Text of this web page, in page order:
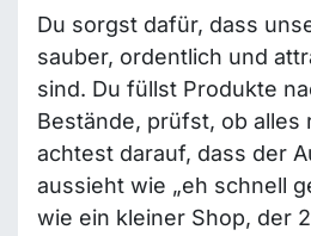
Du sorgst dafür, dass
sauber, ordentlich und
sind. Du füllst Produkte
Bestände, prüfst, ob alles
achtest darauf, dass der
aussieht wie „eh schnell
wie ein kleiner Shop, der